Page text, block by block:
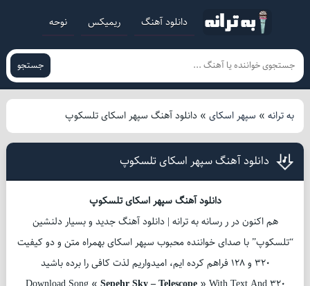
دانلود آهنگ ریمیکس نوحه
جستجو
به ترانه» سپهر اسکای» دانلود آهنگ سپهر اسکای تلسکوپ
دانلود آهنگ سپهر اسکای تلسکوپ
دانلود آهنگ سپهر اسکای تلسکوپ
هم اکنون در ر رسانه به ترانه | دانلود آهنگ جدید و بسیار دلنشین
“تلسکوپ” با صدای خواننده محبوب سپهر اسکای بهمراه متن و دو کیفیت
320 و 128 فراهم کرده ایم، امیدواریم لذت کافی را برده باشید